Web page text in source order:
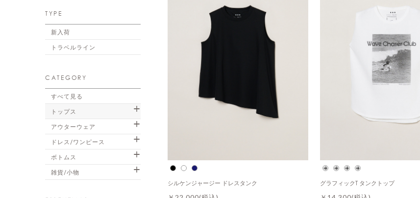
シルケンジャージー ドレスタンク グラフィックT タンクトップ
TYPE
新入荷
トラベルライン
CATEGORY
すべて見る
トップス
アウターウェア
ドレス/ワンピース
ボトムス
雑貨/小物